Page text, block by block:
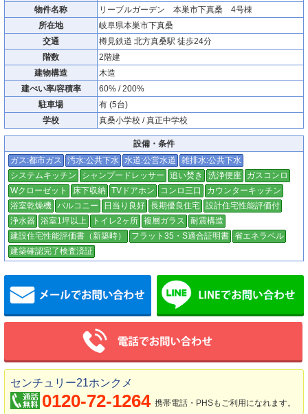
物件名称
リーブルガーデン 本巣市下真桑 4号棟
所在地
岐阜県本巣市下真桑
交通
樽見鉄道 北方真桑駅 徒歩24分
階数
2階建
建物構造
木造
建ぺい率/容積率
60% / 200%
駐車場
有 (5台)
学校
真桑小学校 / 真正中学校
設備・条件
ガス:都市ガス
汚水:公共下水 水道:公営水道
雑排水:公共下水
システムキッチン
シャンプードレッサー 追い焚き 洗浄便座
ガスコンロ
Wクローゼット
床下収納 TVドアホン コンロ三口
カウンターキッチン
浴室乾燥機 バルコニー 日当り良好 長期優良住宅 設計住宅性能評価付
浄水器
浴室1坪以上 トイレ2ヶ所 複層ガラス
耐震構造
建設住宅性能評価書（新築時）
フラット35・S適合証明書 省エネラベル
建築確認完了検査済証
メールでお問い合わせ
センチュリー21ホンクメ
0120-72-1264 携帯電話・PHSもご利用になれます。